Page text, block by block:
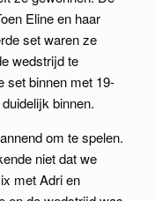
Eline en haar
set waren ze
wedstrijd te
set binnen met 19-
binnen.
om te spelen.
niet dat we
met Adri en